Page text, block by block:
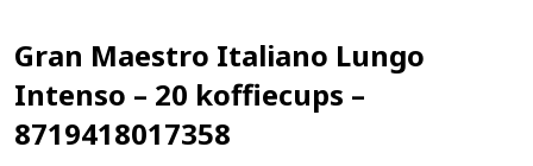
Gran Maestro Italiano Lungo
Intenso – 20 koffiecups –
8719418017358